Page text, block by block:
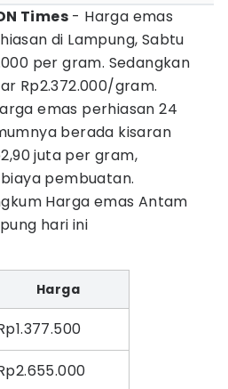
Times - Harga emas
di Lampung, Sabtu
per gram. Sedangkan
Rp2.372.000/gram.
emas perhiasan 24
berada kisaran
juta per gram,
pembuatan.
Harga emas Antam
hari ini
Harga